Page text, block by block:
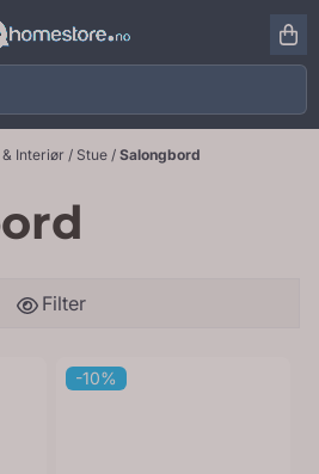
Interiør / Stue / Salongbord
Filter
-10%